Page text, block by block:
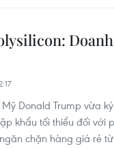
Donald Trump vừa
khẩu tối thiểu đối với
chặn hàng giá rẻ